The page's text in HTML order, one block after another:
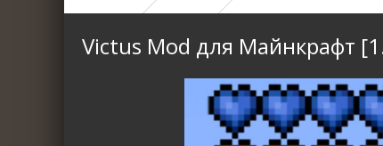
Victus Mod для Майнкрафт